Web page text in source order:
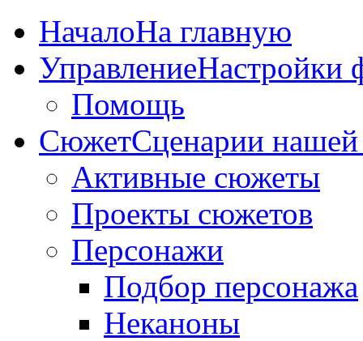
НачалоНа главную
УправлениеНастройки
Помощь
СюжетСценарии
Активные сюжеты
Проекты сюжетов
Персонажи
Подбор персонажа
Неканоны